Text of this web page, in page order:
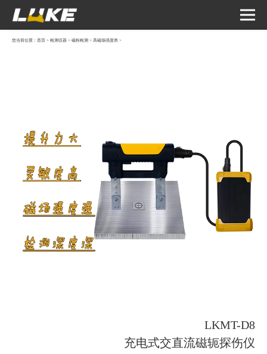
您当前位置： 首页 > 检测仪器 > 磁粉检测 > 高磁场强度类 >
LKMT-D8
充电式交直流磁轭探伤仪